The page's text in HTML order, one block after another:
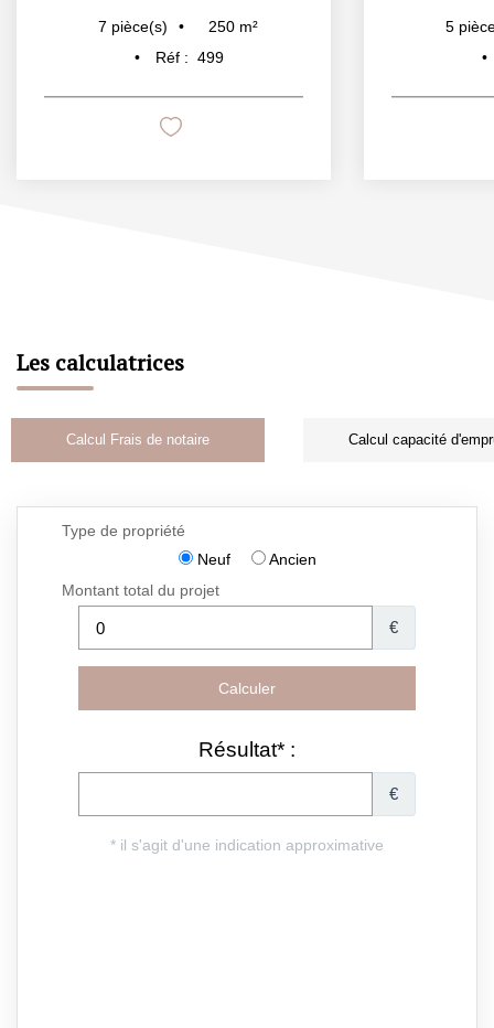
7 pièce(s) 250 m²
Réf : 499
5
Les calculatrices
Calcul Frais de notaire Calcul capacité